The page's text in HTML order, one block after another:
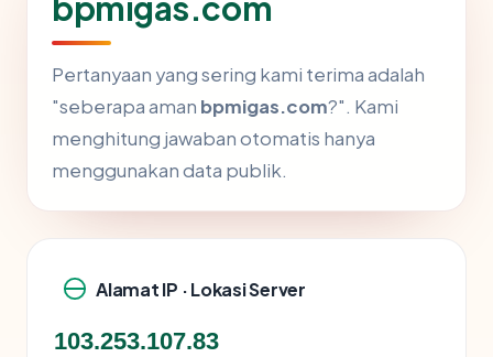
Pertanyaan yang sering kami terima adalah
"seberapa aman bpmigas.com?". Kami
menghitung jawaban otomatis hanya
menggunakan data publik.
Alamat IP · Lokasi Server
103.253.107.83